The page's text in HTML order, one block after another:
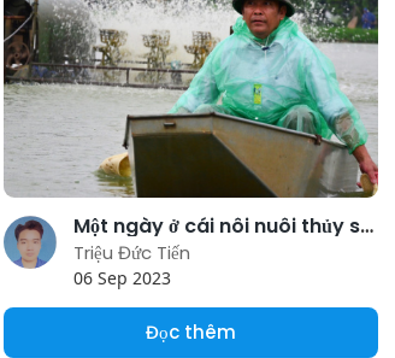
Một ngày ở cái nôi nuôi thủy sản của Thủ đô
Triệu Đức Tiến
06 Sep 2023
Đọc thêm